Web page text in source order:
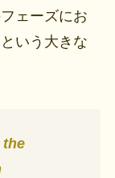
ェーズにお
という大きな
the